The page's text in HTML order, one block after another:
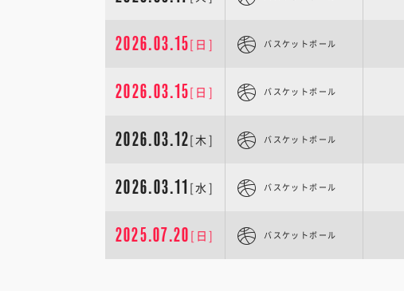
2026.03.15[日] バスケットボール
2026.03.15[日] バスケットボール
2026.03.12[木] バスケットボール
2026.03.11 [水] バスケットボール
2025.07.20 [日] バスケットボール